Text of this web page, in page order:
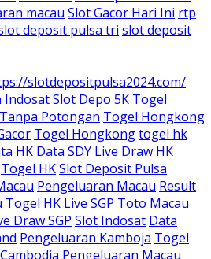
macau Slot Gacor Hari Ini rtp
deposit pulsa tri slot deposit
slotdepositpulsa2024.com/
IndosatSlot Depo 5K Togel
Potongan Togel Hongkong
Togel Hongkongtogel hk
HK Data SDY Live Draw HK
Togel HKSlot Deposit Pulsa
Pengeluaran Macau Result
Togel HK Live SGP Toto Macau
Draw SGP Slot Indosat Data
Pengeluaran Kamboja Togel
Pengeluaran Macau